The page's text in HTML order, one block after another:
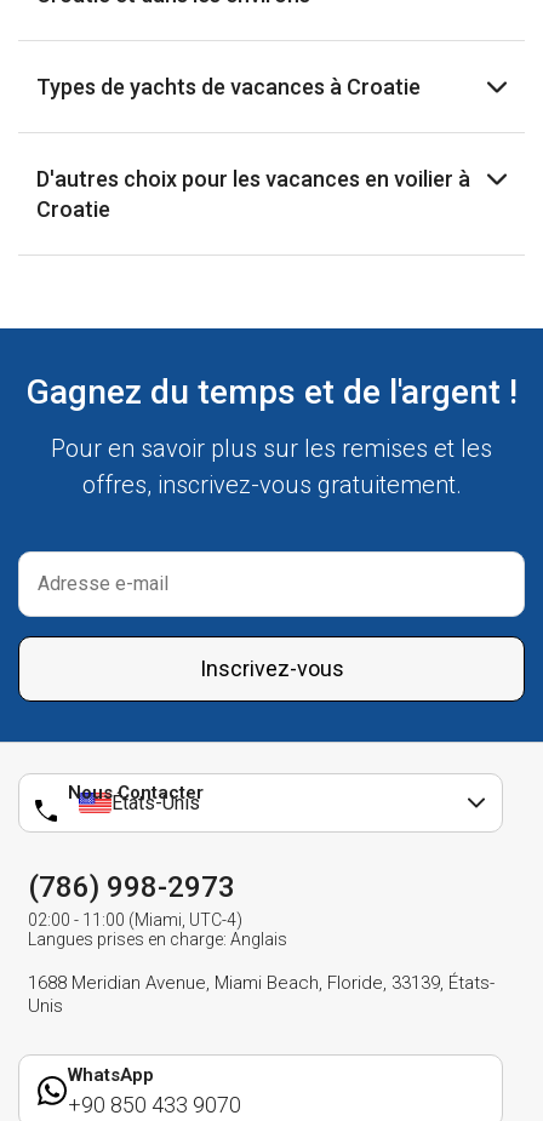
Types de yachts de vacances à Croatie
D'autres choix pour les vacances en voilier à
Croatie
Gagnez du temps et de l'argent !
Pour en savoir plus sur les remises et les
offres, inscrivez-vous gratuitement.
Inscrivez-vous
Nous Contacter
États-Unis
(786) 998-2973
02:00 - 11:00 (Miami, UTC-4)
Langues prises en charge: Anglais
1688 Meridian Avenue, Miami Beach, Floride, 33139, États-
Unis
WhatsApp
+90 850 433 9070